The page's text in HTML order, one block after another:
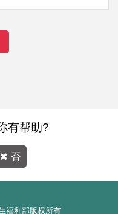
有帮助?
否
福利部版权所有